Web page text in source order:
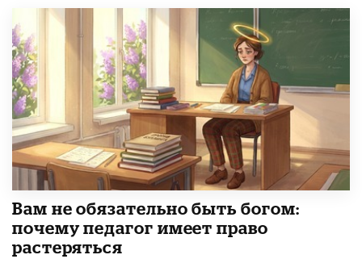
​Вам не обязательно быть богом:
почему педагог имеет право
растеряться